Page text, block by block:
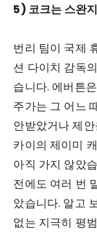
5) 코크는 스완
번리 팀이 국제
션 다이치 감독
습니다. 에버튼
주가는 그 어느
안받았거나 제
카이의 제이미
아직 가지 않았
전에도 여러 번
았습니다. 알고
없는 지극히 평